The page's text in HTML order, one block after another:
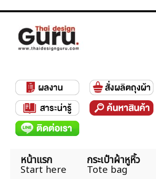
หน้าแรก
Start here
กระเป๋าผ้าหูหิ้ว
Tote bag